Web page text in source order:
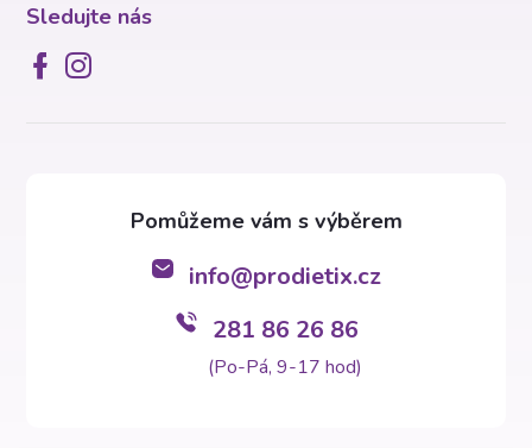
s
u
Sledujte nás
info@prodietix.cz
281 86 26 86
(Po-Pá, 9-17 hod)